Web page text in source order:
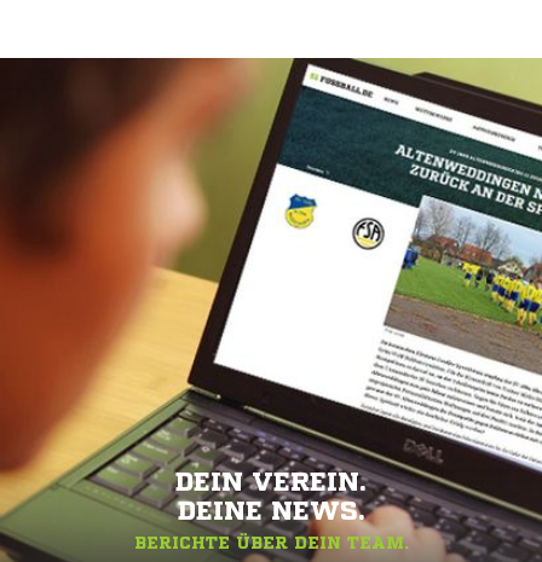
DEIN VEREIN.
DEINE NEWS.
BERICHTE ÜBER DEIN TEAM.